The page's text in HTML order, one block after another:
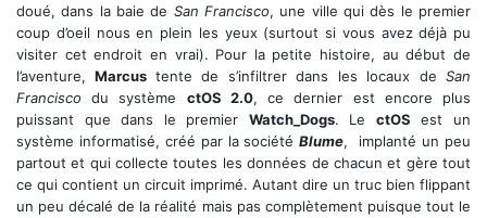
doué, dans la baie de San Francisco, une ville qui dès le premier
coup d’oeil nous en plein les yeux (surtout si vous avez déjà pu
visiter cet endroit en vrai). Pour la petite histoire, au début de
l’aventure,Marcus tente de s’infiltrer dans les locaux deSan
Francisco du système ctOS 2.0, ce dernier est encore plus
puissant que dans le premier Watch_Dogs. Le ctOS est un
système informatisé, créé par la sociétéBlume, implanté un peu
partout et qui collecte toutes les données de chacun et gère tout
ce qui contient un circuit imprimé. Autant dire un truc bien flippant
un peu décalé de la réalité mais pas complètement puisque tout le